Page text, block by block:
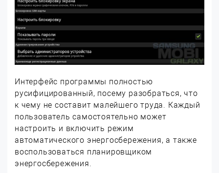
Интерфейс программы полностью
русифицированный, посему разобраться, что
к чему не составит малейшего труда. Каждый
пользователь самостоятельно может
настроить и включить режим
автоматического энергосбережения, а также
воспользоваться планировщиком
энергосбережения.